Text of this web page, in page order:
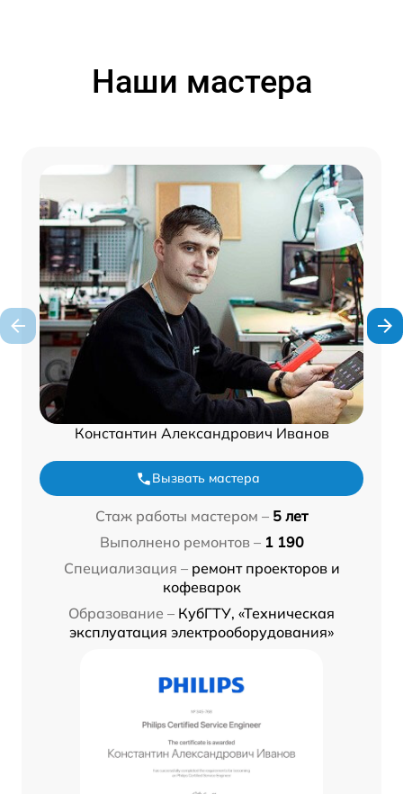
Наши мастера
Константин Александрович Иванов
Вызвать мастера
Стаж работы мастером – 5 лет
Выполнено ремонтов – 1 190
Специализация – ремонт проекторов и
кофеварок
Образование – КубГТУ, «Техническая
эксплуатация электрооборудования»